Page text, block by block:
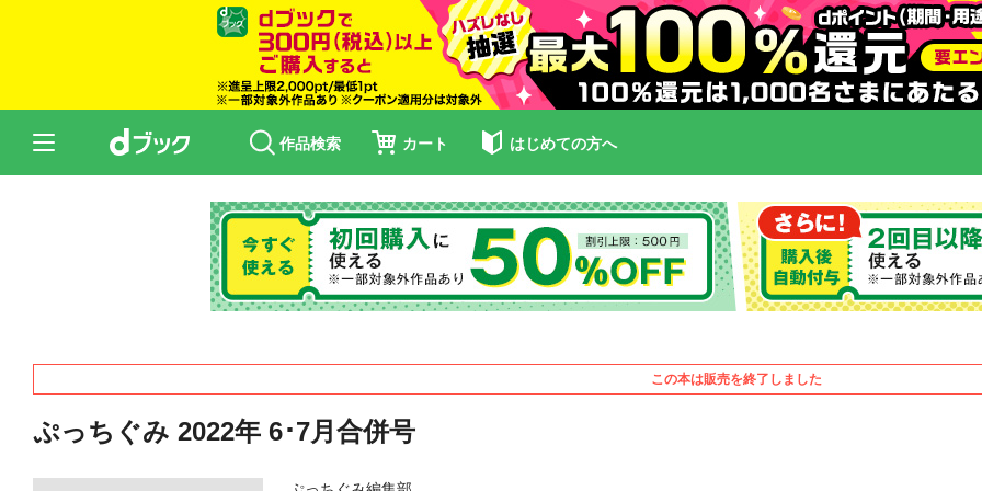
作品検索 カート はじめての方へ
この本は販売を終了しました
ぷっちぐみ 2022年 6･7月合併号